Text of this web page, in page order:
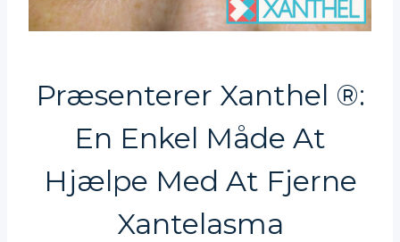
Præsenterer Xanthel ®:
En Enkel Måde At
Hjælpe Med At Fjerne
Xantelasma